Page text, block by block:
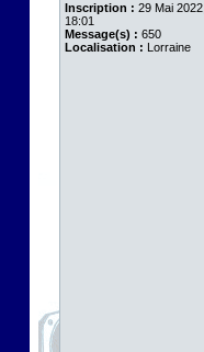
Inscription : 29 Mai 2022,
18:01
Message(s) : 650
Localisation : Lorraine